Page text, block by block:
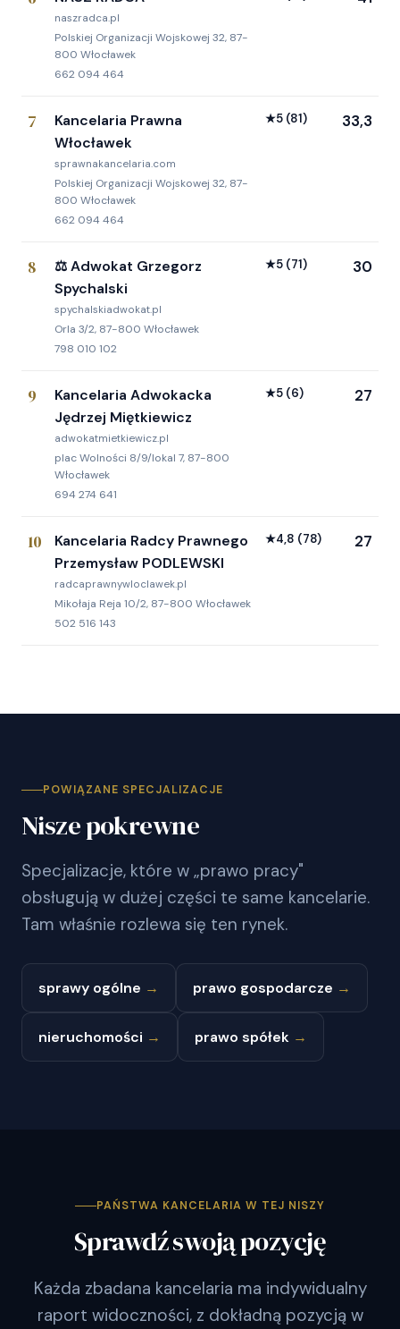
naszradca.pl
Polskiej Organizacji Wojskowej 32, 87-
800 Włocławek
662 094 464
7
Kancelaria Prawna
Włocławek
sprawnakancelaria.com
Polskiej Organizacji Wojskowej 32, 87-
800 Włocławek
662 094 464
★5 (81) 33,3
8
⚖️ Adwokat Grzegorz
Spychalski
spychalskiadwokat.pl
Orla 3/2, 87-800 Włocławek
798 010 102
★5 (71) 30
9
Kancelaria Adwokacka
Jędrzej Miętkiewicz
adwokatmietkiewicz.pl
plac Wolności 8/9/lokal 7, 87-800
Włocławek
694 274 641
★5 (6) 27
10
Kancelaria Radcy Prawnego
Przemysław PODLEWSKI
radcaprawnywloclawek.pl
Mikołaja Reja 10/2, 87-800 Włocławek
502 516 143
★4,8 (78) 27
POWIĄZANE SPECJALIZACJE
Nisze pokrewne
Specjalizacje, które w „prawo pracy"
obsługują w dużej części te same kancelarie.
Tam właśnie rozlewa się ten rynek.
sprawy ogólne → prawo gospodarcze →
nieruchomości → prawo spółek →
PAŃSTWA KANCELARIA W TEJ NISZY
Sprawdź swoją pozycję
Każda zbadana kancelaria ma indywidualny
raport widoczności, z dokładną pozycją w